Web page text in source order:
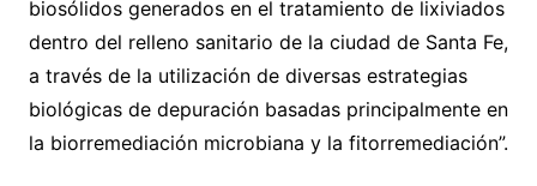
biosólidos generados en el tratamiento de lixiviados
dentro del relleno sanitario de la ciudad de Santa Fe,
a través de la utilización de diversas estrategias
biológicas de depuración basadas principalmente en
la biorremediación microbiana y la fitorremediación”.